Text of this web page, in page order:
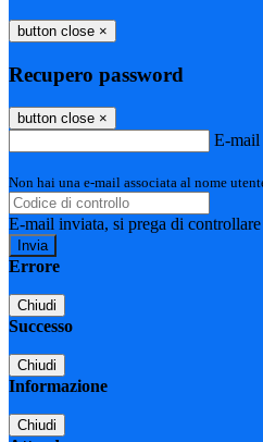
button close ×
Recupero password
button close ×
E-mail
Non hai una e-mail associata al nome
E-mail inviata, si prega di
Errore
Chiudi
Successo
Chiudi
Informazione
Chiudi